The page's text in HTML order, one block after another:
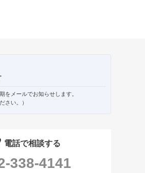
をメールでお知らせします。
さい。）
電話で相談する
338-4141